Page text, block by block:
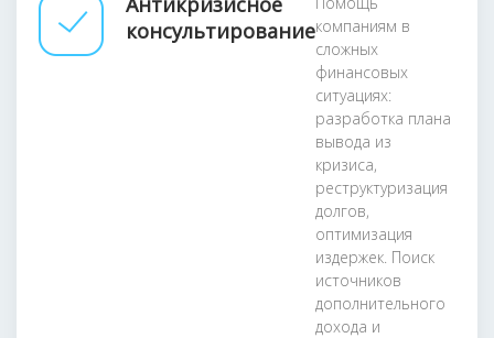
консультированиекомпаниям в
сложных
финансовых
ситуациях:
разработка плана
вывода из
кризиса,
реструктуризация
долгов,
оптимизация
издержек. Поиск
источников
дополнительного
дохода и